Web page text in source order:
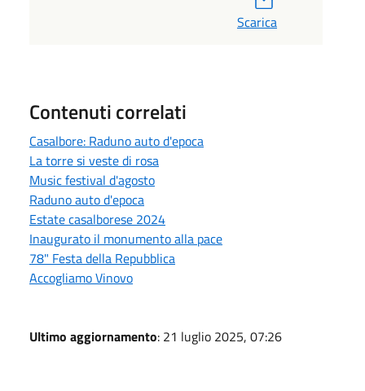
Scarica
Contenuti correlati
Casalbore: Raduno auto d'epoca
La torre si veste di rosa
Music festival d'agosto
Raduno auto d'epoca
Estate casalborese 2024
Inaugurato il monumento alla pace
78" Festa della Repubblica
Accogliamo Vinovo
Ultimo aggiornamento: 21 luglio 2025, 07:26